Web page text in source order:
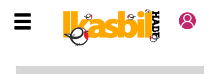
Eduki nagusira joan